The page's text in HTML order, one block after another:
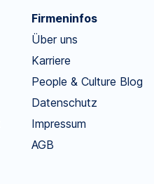
Firmeninfos
Über uns
Karriere
People & Culture Blog
Datenschutz
Impressum
AGB